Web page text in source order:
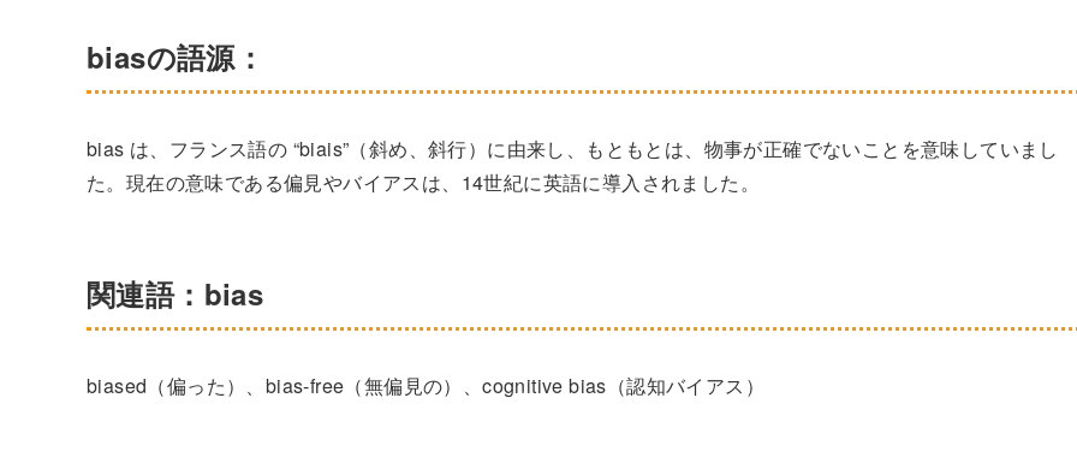
biasの語源：
bias は、フランス語の “biais”（斜め、斜行）に由来し、もともとは、物事が正確でないことを意味していまし
た。現在の意味である偏見やバイアスは、14世紀に英語に導入されました。
関連語：bias
biased（偏った）、bias-free（無偏見の）、cognitive bias（認知バイアス）